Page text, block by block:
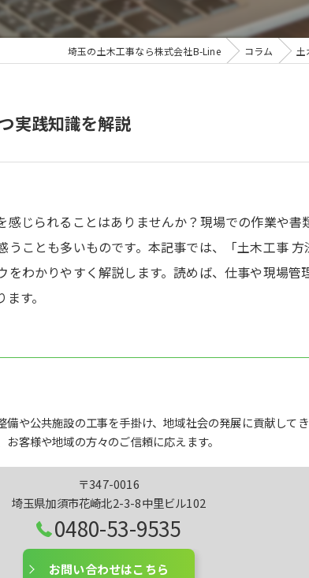
埼玉の土木工事なら株式会社B-Line コラム 土
実践知識を解説
じられることはありませんか？現場での作業や
ことも多いものです。本記事では、「土木工事
わかりやすく解説します。読めば、仕事や現場
す。
備や公共施設の工事を手掛け、地域社会の発展に貢献して
客様や地域の方々のご信頼に応えます。
〒347-0016
埼玉県加須市花崎北2-3-8中里ビル102
0480-53-9535
お問い合わせはこちら